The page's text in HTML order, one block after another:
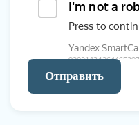
Отправить